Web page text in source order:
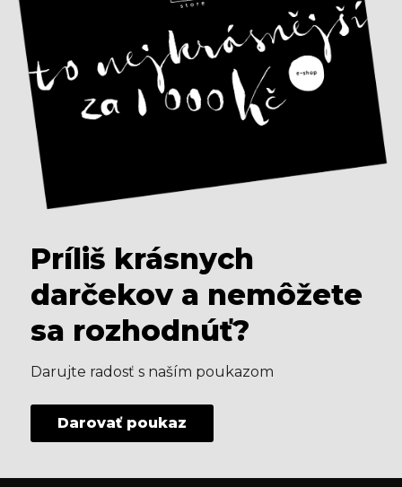
Príliš krásnych
darčekov a nemôžete
sa rozhodnúť?
Darujte radosť s naším poukazom
Darovať poukaz